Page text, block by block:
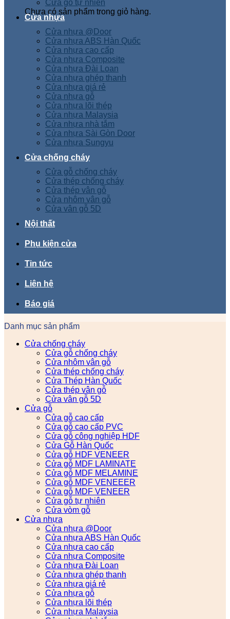
Chưa có sản phẩm trong giỏ hàng.
Cửa gỗ tự nhiên
Cửa nhựa
Cửa nhựa @Door
Cửa nhựa ABS Hàn Quốc
Cửa nhựa cao cấp
Cửa nhựa Composite
Cửa nhựa Đài Loan
Cửa nhựa ghép thanh
Cửa nhựa giá rẻ
Cửa nhựa gỗ
Cửa nhựa lõi thép
Cửa nhựa Malaysia
Cửa nhựa nhà tắm
Cửa nhựa Sài Gòn Door
Cửa nhựa Sungyu
Cửa chống cháy
Cửa gỗ chống cháy
Cửa thép chống cháy
Cửa thép vân gỗ
Cửa nhôm vân gỗ
Cửa vân gỗ 5D
Nội thất
Phụ kiện cửa
Tin tức
Liên hệ
Báo giá
Danh mục sản phẩm
Cửa chống cháy
Cửa gỗ chống cháy
Cửa nhôm vân gỗ
Cửa thép chống cháy
Cửa Thép Hàn Quốc
Cửa thép vân gỗ
Cửa vân gỗ 5D
Cửa gỗ
Cửa gỗ cao cấp
Cửa gỗ cao cấp PVC
Cửa gỗ công nghiệp HDF
Cửa Gỗ Hàn Quốc
Cửa gỗ HDF VENEER
Cửa gỗ MDF LAMINATE
Cửa gỗ MDF MELAMINE
Cửa gỗ MDF VENEEER
Cửa gỗ MDF VENEER
Cửa gỗ tự nhiên
Cửa vòm gỗ
Cửa nhựa
Cửa nhựa @Door
Cửa nhựa ABS Hàn Quốc
Cửa nhựa cao cấp
Cửa nhựa Composite
Cửa nhựa Đài Loan
Cửa nhựa ghép thanh
Cửa nhựa giá rẻ
Cửa nhựa gỗ
Cửa nhựa lõi thép
Cửa nhựa Malaysia